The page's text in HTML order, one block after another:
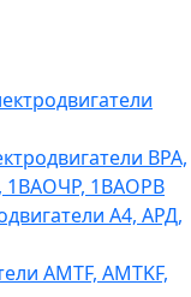
ВРА,
1ВАОЧР, 1ВАОРВ
A4, АРД,
AMTF, AMTKF,